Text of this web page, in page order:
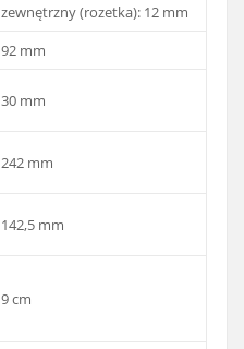
zewnętrzny (rozetka): 12 mm
92 mm
30 mm
242 mm
142,5 mm
9 cm